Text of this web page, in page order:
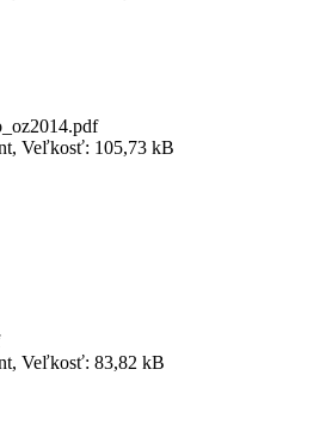
Veľkosť: 105,73 kB
Veľkosť: 83,82 kB